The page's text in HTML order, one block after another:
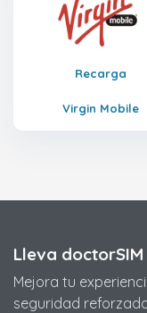
Recarga
Virgin Mobile
Lleva
Mejora tu
seguridad